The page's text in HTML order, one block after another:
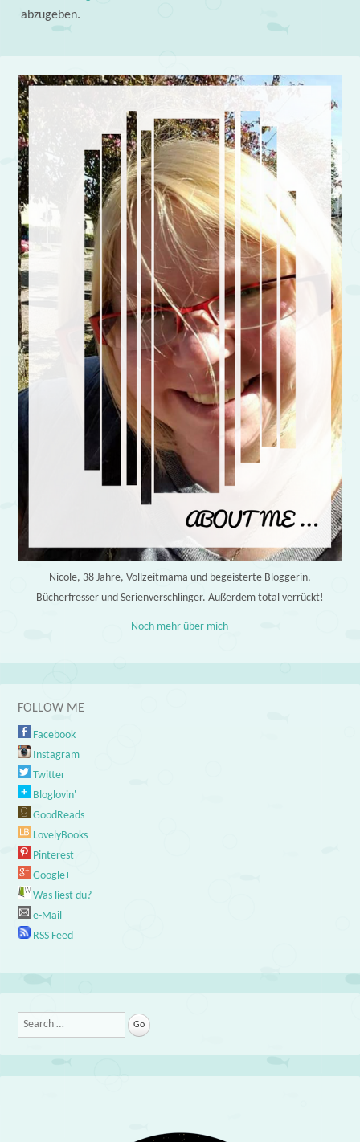
abzugeben.
Nicole, 38 Jahre, Vollzeitmama und begeisterte Bloggerin,
Bücherfresser und Serienverschlinger. Außerdem total verrückt!
Noch mehr über mich
FOLLOW ME
Facebook
Instagram
Twitter
Bloglovin'
GoodReads
LovelyBooks
Pinterest
Google+
Was liest du?
e-Mail
RSS Feed
Search